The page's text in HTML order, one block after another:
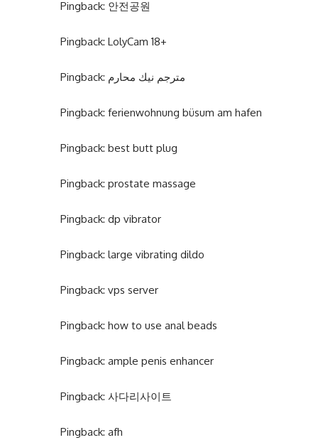
Pingback: 안전공원
Pingback: LolyCam 18+
Pingback: مترجم نيك محارم
Pingback: ferienwohnung büsum am hafen
Pingback: best butt plug
Pingback: prostate massage
Pingback: dp vibrator
Pingback: large vibrating dildo
Pingback: vps server
Pingback: how to use anal beads
Pingback: ample penis enhancer
Pingback: 사다리사이트
Pingback: afh